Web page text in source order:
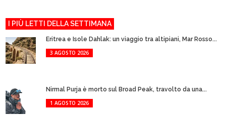
I PIÙ LETTI DELLA SETTIMANA
Eritrea e Isole Dahlak: un viaggio tra altipiani, Mar Rosso...
3 AGOSTO 2026
Nirmal Purja è morto sul Broad Peak, travolto da una...
1 AGOSTO 2026